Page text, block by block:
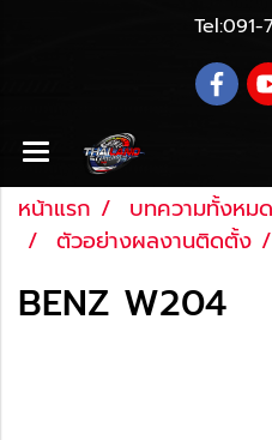
Tel:091-
หน้าแรก บทความทั้งหมด
ตัวอย่างผลงานติดตั้ง
BENZ W204